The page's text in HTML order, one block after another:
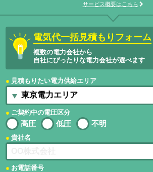
サービス概要はこちら
電気代一括見積もりフォーム
複数の電力会社から
自社にぴったりな電力会社が選べます
見積もりたい電力供給エリア
ご契約中の電圧区分
高圧 低圧 不明
貴社名
お電話番号